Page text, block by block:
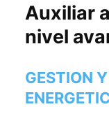
Auxiliar
nivel
GESTION